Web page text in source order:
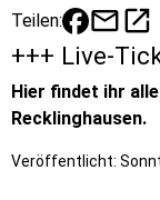
Teilen: mailopen_in_new
+++ Live-
Hier findet ihr
Recklinghausen.
Veröffentlicht: